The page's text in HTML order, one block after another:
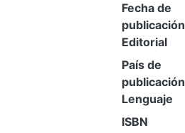
Fecha de
publicación
Editorial
País de
publicación
Lenguaje
ISBN